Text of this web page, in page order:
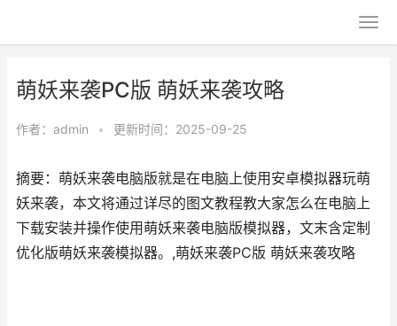
萌妖来袭PC版 萌妖来袭攻略
作者： admin • 更新时间：2025-09-25
摘要：萌妖来袭电脑版就是在电脑上使用安卓模拟器玩萌
妖来袭，本文将通过详尽的图文教程教大家怎么在电脑上
下载安装并操作使用萌妖来袭电脑版模拟器，文末含定制
优化版萌妖来袭模拟器。,萌妖来袭PC版 萌妖来袭攻略